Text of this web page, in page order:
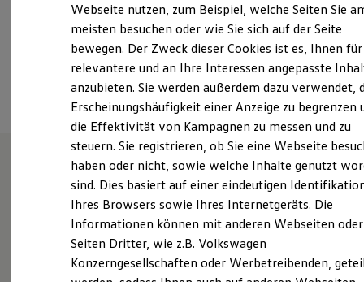
Laden
Laden unterwegs
Laden Zuhause
Ladestationen finden
Ladezeitensimulator
Batterie
Sicherheit
Garantie und Lebensdauer
Nachhaltigkeit
Technologie
Kosten und Kauf
Verbrauchskosten
Kaufoptionen
E-Auto-Förderung
Software und Konnektivität
ID. Software Versionen und Updates
Digitale Extras
Schnittstellen zu Ihrem ID.
Ansprechpartner
Unsere Leistungenim
Überblick
Gebrauchtwagen
Webseite nutzen, zum Beispiel, welche Seiten Sie
meisten besuchen oder wie Sie sich auf der Seite
bewegen. Der Zweck dieser Cookies ist es, Ihnen für
relevantere und an Ihre Interessen angepasste
anzubieten. Sie werden außerdem dazu verwendet,
Erscheinungshäufigkeit einer Anzeige zu begrenzen
die Effektivität von Kampagnen zu messen und zu
steuern. Sie registrieren, ob Sie eine Webseite
haben oder nicht, sowie welche Inhalte genutzt
sind. Dies basiert auf einer eindeutigen
Ihres Browsers sowie Ihres Internetgeräts. Die
Informationen können mit anderen Webseiten oder
Seiten Dritter, wie z.B. Volkswagen
Konzerngesellschaften oder Werbetreibenden,